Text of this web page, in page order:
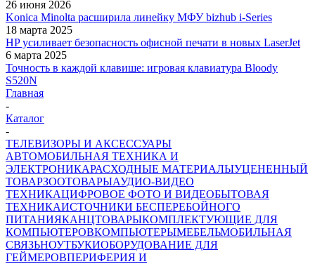
26 июня 2026
Konica Minolta расширила линейку МФУ bizhub i-Series
18 марта 2025
HP усиливает безопасность офисной печати в новых LaserJet
6 марта 2025
Точность в каждой клавише: игровая клавиатура Bloody
S520N
Главная
-
Каталог
-
ТЕЛЕВИЗОРЫ И АКСЕССУАРЫ
АВТОМОБИЛЬНАЯ ТЕХНИКА И
ЭЛЕКТРОНИКАРАСХОДНЫЕ МАТЕРИАЛЫУЦЕНЕННЫЙ
ТОВАРЗООТОВАРЫАУДИО-ВИДЕО
ТЕХНИКАЦИФРОВОЕ ФОТО И ВИДЕОБЫТОВАЯ
ТЕХНИКАИСТОЧНИКИ БЕСПЕРЕБОЙНОГО
ПИТАНИЯКАНЦТОВАРЫКОМПЛЕКТУЮЩИЕ ДЛЯ
КОМПЬЮТЕРОВКОМПЬЮТЕРЫМЕБЕЛЬМОБИЛЬНАЯ
СВЯЗЬНОУТБУКИОБОРУДОВАНИЕ ДЛЯ
ГЕЙМЕРОВПЕРИФЕРИЯ И